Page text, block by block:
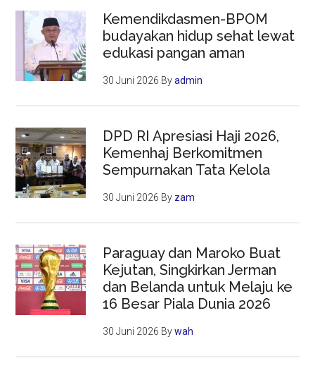
Kemendikdasmen-BPOM
budayakan hidup sehat lewat
edukasi pangan aman
30 Juni 2026 Byadmin
DPD RI Apresiasi Haji 2026,
Kemenhaj Berkomitmen
Sempurnakan Tata Kelola
30 Juni 2026 By zam
Paraguay dan Maroko Buat
Kejutan, Singkirkan Jerman
dan Belanda untuk Melaju ke
16 Besar Piala Dunia 2026
30 Juni 2026 Bywah